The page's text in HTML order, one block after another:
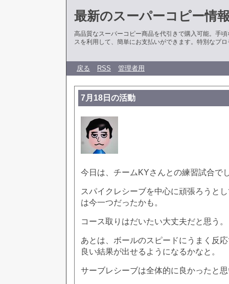
最新のスーパーコピー情
高品質なスーパーコピー商品を代引きで購入可能。手
スを利用して、簡単にお支払いができます。特別なプ
戻る RSS 管理者用
7月18日の活動
今日は、チームKYさんとの練習試合で
スパイクレシーブを中心に頑張ろうと
は今一つだったかも。
コース取りはだいたい大丈夫だと思う。
あとは、ボールのスピードにうまく反
良い結果が出せるようになるかなと。
サーブレシーブは全体的に良かったと